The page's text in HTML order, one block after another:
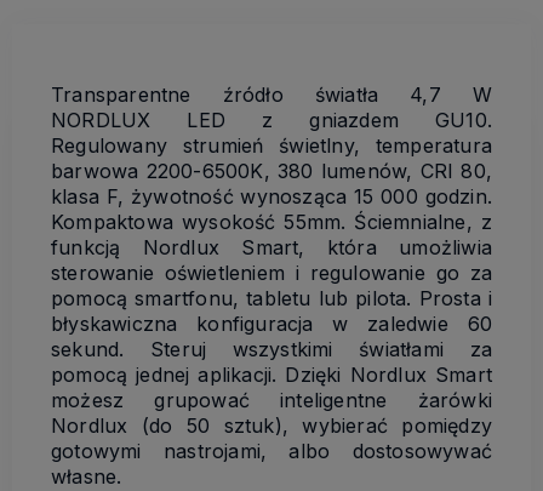
Transparentne źródło światła 4,7 W
NORDLUX LED z gniazdem GU10.
Regulowany strumień świetlny, temperatura
barwowa 2200-6500K, 380 lumenów, CRI 80,
klasa F, żywotność wynosząca 15 000 godzin.
Kompaktowa wysokość 55mm. Ściemnialne, z
funkcją Nordlux Smart, która umożliwia
sterowanie oświetleniem i regulowanie go za
pomocą smartfonu, tabletu lub pilota. Prosta i
błyskawiczna konfiguracja w zaledwie 60
sekund. Steruj wszystkimi światłami za
pomocą jednej aplikacji. Dzięki Nordlux Smart
możesz grupować inteligentne żarówki
Nordlux (do 50 sztuk), wybierać pomiędzy
gotowymi nastrojami, albo dostosowywać
własne.